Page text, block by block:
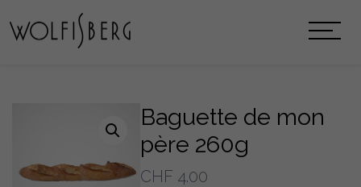
Baguette de mon
père 260g
CHF 4.00